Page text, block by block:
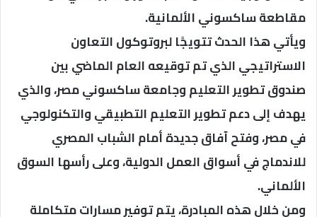
مقاطعة ساكسوني الألمانية.
ويأتي هذا الحدث تتويجًا لبروتوكول التعاون
الاستراتيجي الذي تم توقيعه العام الماضي بين
صندوق تطوير التعليم وجامعة ساكسوني مصر، والذي
يهدف إلى دعم تطوير التعليم التطبيقي والتكنولوجي
في مصر، وفتح آفاق جديدة أمام الشباب المصري
للاندماج في أسواق العمل الدولية، وعلى رأسها السوق
الألماني.
ومن خلال هذه المبادرة، يتم توفير مسارات متكاملة